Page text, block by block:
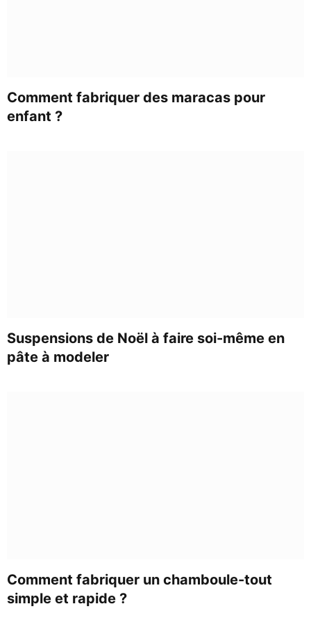
Comment fabriquer des maracas pour
enfant ?
Suspensions de Noël à faire soi-même en
pâte à modeler
Comment fabriquer un chamboule-tout
simple et rapide ?